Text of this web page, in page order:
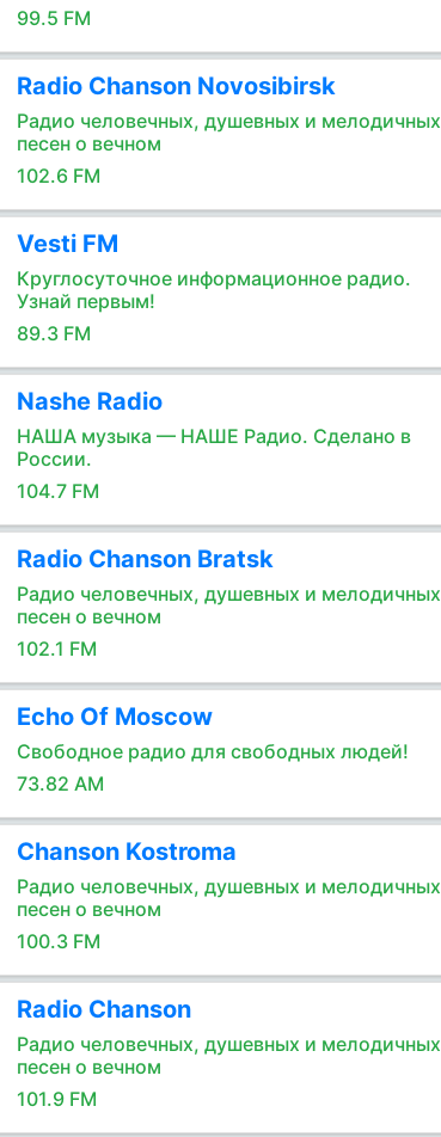
99.5 FM
Radio Chanson Novosibirsk
Радио человечных, душевных и мелодичных
песен о вечном
102.6 FM
Vesti FM
Круглосуточное информационное радио.
Узнай первым!
89.3 FM
Nashe Radio
НАША музыка — НАШЕ Радио. Сделано в
России.
104.7 FM
Radio Chanson Bratsk
Радио человечных, душевных и мелодичных
песен о вечном
102.1 FM
Echo Of Moscow
Свободное радио для свободных людей!
73.82 AM
Chanson Kostroma
Радио человечных, душевных и мелодичных
песен о вечном
100.3 FM
Radio Chanson
Радио человечных, душевных и мелодичных
песен о вечном
101.9 FM